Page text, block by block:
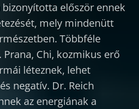
bizonyította először ennek
mely mindenütt
Többféle
Prana, Chi, kozmikus erő
léteznek, lehet
negatív. Dr. Reich
az energiának a